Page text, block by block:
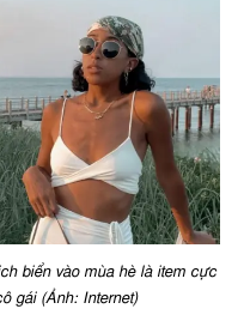
biển vào mùa hè là item cực
gái (Ảnh: Internet)